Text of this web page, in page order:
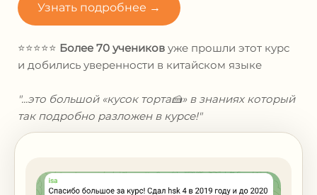
Узнать подробнее →
⭐⭐⭐⭐⭐ Более 70 учеников уже прошли этот курс
и добились уверенности в китайском языке
"...это большой «кусок торта🍰» в знаниях который
так подробно разложен в курсе!"